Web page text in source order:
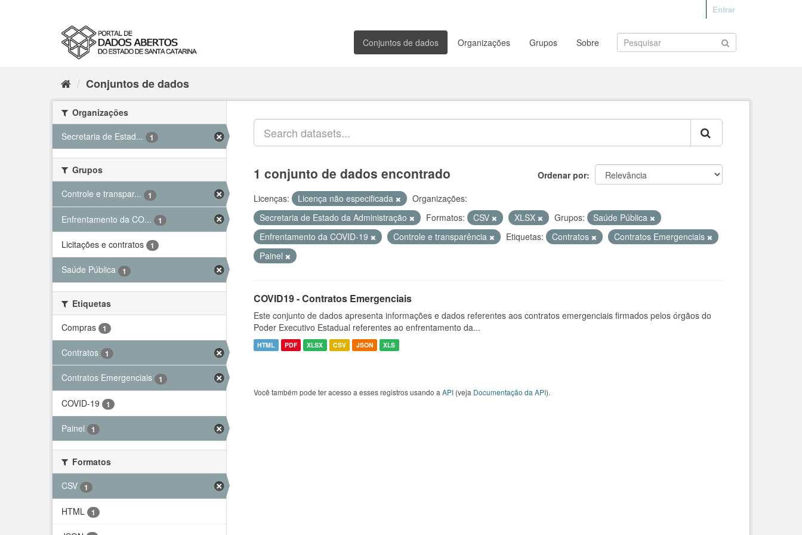
Entrar
Conjuntos de dados Organizações Grupos Sobre
Conjuntos de dados
Organizações
Secretaria de Estad...
1
Grupos
Controle e transpar...
1
Enfrentamento da CO... 1
Licitações e contratos 1
Saúde Pública 1
Etiquetas
Compras
1
Contratos 1
Contratos Emergenciais 1
COVID-19 1
Painel 1
Formatos
CSV
1
HTML 1
Ordenar por
1 conjunto de dados encontrado
Licenças: Licença não especificada
Organizações:
Secretaria de Estado da Administração
Formatos: CSV XLSX Grupos:
Saúde Pública
Enfrentamento da COVID-19
Controle e transparência Etiquetas: Contratos
Contratos Emergenciais
Painel
COVID19 - Contratos Emergenciais
Este conjunto de dados apresenta informações e dados referentes aos contratos emergenciais firmados pelos órgãos do
Poder Executivo Estadual referentes ao enfrentamento da...
HTML PDF XLSX CSV JSON XLS
Você também pode ter acesso a esses registros usando a API (veja Documentação da API).